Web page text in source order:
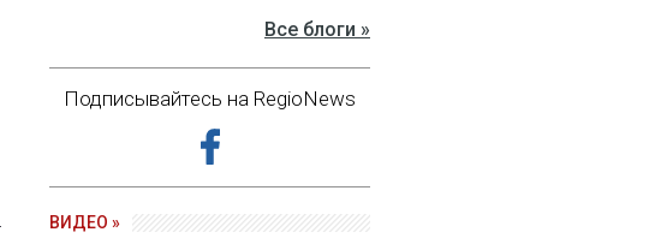
Все блоги »
Подписывайтесь на RegioNews
ВИДЕО »